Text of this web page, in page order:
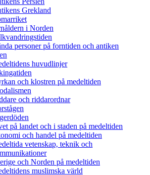
Grekland
i Norden
personer på forntiden och antiken
huvudlinjer
och klostren på medeltiden
och riddarordnar
på landet och i staden på medeltiden
och handel på medeltiden
vetenskap, teknik och
och Norden på medeltiden
muslimska värld